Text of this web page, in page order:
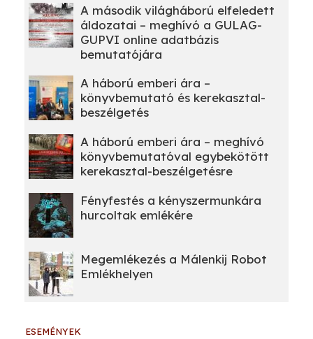
A második világháború elfeledett
áldozatai – meghívó a GULAG-
GUPVI online adatbázis
bemutatójára
A háború emberi ára –
könyvbemutató és kerekasztal-
beszélgetés
A háború emberi ára – meghívó
könyvbemutatóval egybekötött
kerekasztal-beszélgetésre
Fényfestés a kényszermunkára
hurcoltak emlékére
Megemlékezés a Málenkij Robot
Emlékhelyen
ESEMÉNYEK